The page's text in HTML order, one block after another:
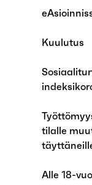
Kuulutus
tilalle
Alle 18-